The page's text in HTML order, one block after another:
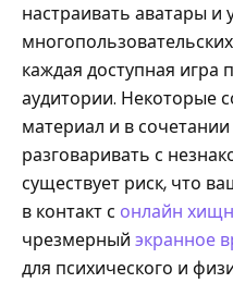
настраивать аватары и
каждая доступная игра
аудитории. Некоторые
материал и в
разговаривать с
существует риск, что
в контакт с онлайн
чрезмерный экранное
для психического и